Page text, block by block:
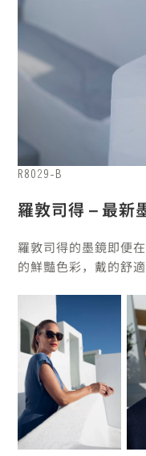
R8029-B
羅敦司得 – 最新
羅敦司得的墨鏡即便
的鮮豔色彩，戴的舒